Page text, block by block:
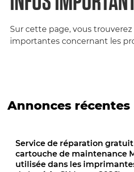
Sur cette page, vous trouverez
importantes concernant les
Annonces récentes
Service de réparation
cartouche de maintenance
utilisée dans les